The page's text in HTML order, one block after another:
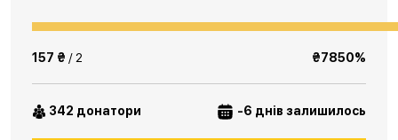
157 ₴ / 2 ₴7850%
342 донатори -6 днів залишилось